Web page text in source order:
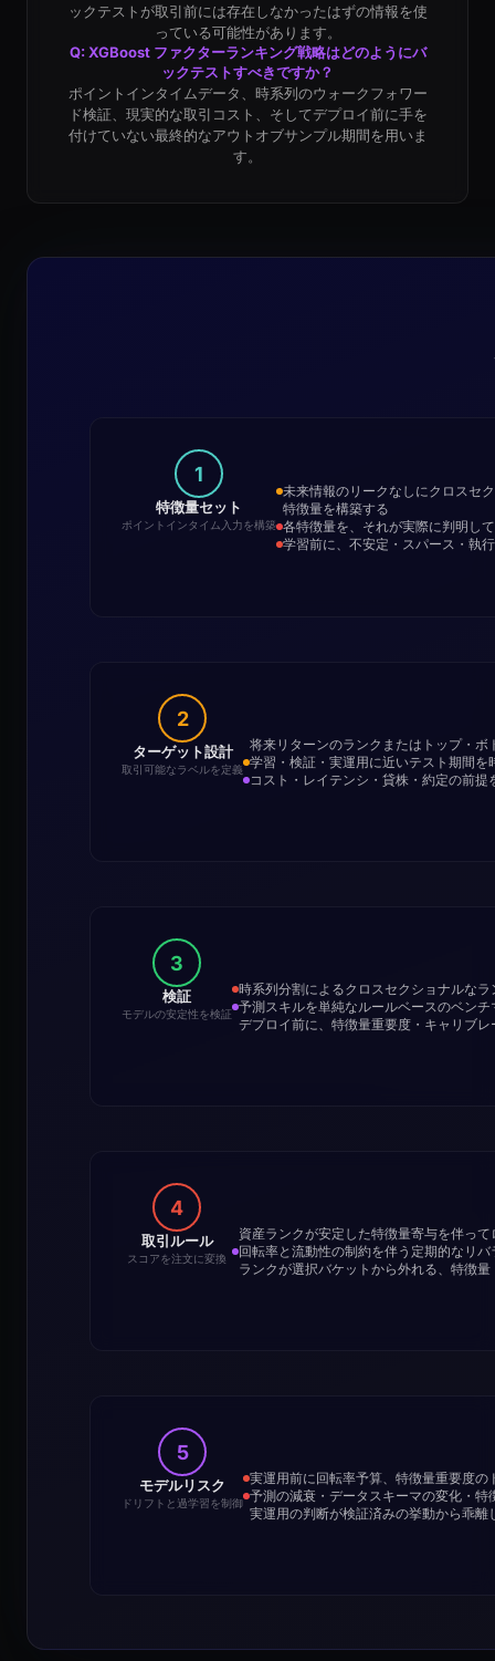
ックテストが取引前には存在しなかったはずの情報を使
っている可能性があります。
Q: XGBoost ファクターランキング戦略はどのようにバ
ックテストすべきですか？
ポイントインタイムデータ、時系列のウォークフォワー
ド検証、現実的な取引コスト、そしてデプロイ前に手を
付けていない最終的なアウトオブサンプル期間を用いま
す。
1
特徴量セット
ポイントインタイム入力を構築
未来情報のリークなしにクロスセ
特徴量を構築する
各特徴量を、それが実際に判明し
学習前に、不安定・スパース・執
2
ターゲット設計
取引可能なラベルを定義
将来リターンのランクまたはトップ・
学習・検証・実運用に近いテスト期間を
コスト・レイテンシ・貸株・約定の前
3
検証
モデルの安定性を検証
時系列分割によるクロスセクショナルな
予測スキルを単純なルールベースのベン
デプロイ前に、特徴量重要度・キャリブ
4
取引ルール
スコアを注文に変換
資産ランクが安定した特徴量寄与を伴っ
回転率と流動性の制約を伴う定期的なリ
ランクが選択バケットから外れる、特徴
5
モデルリスク
ドリフトと過学習を制御
実運用前に回転率予算、特徴量重要度
予測の減衰・データスキーマの変化・
実運用の判断が検証済みの挙動から乖